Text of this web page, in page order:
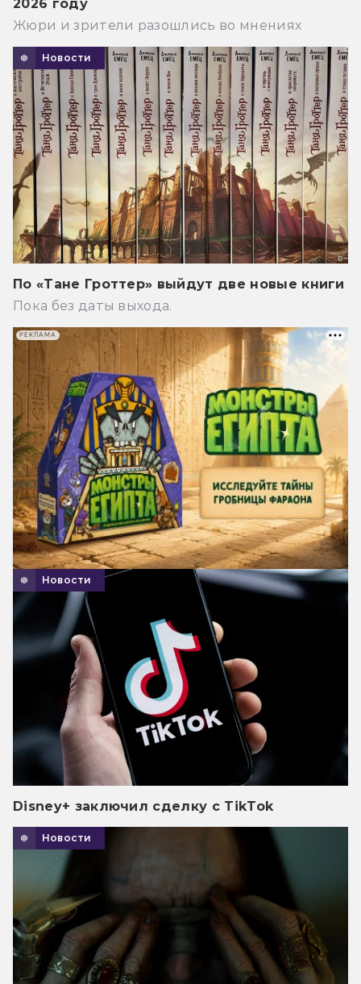
2026 году
Жюри и зрители разошлись во мнениях
Новости
По «Тане Гроттер» выйдут две новые книги
Пока без даты выхода.
Новости
Disney+ заключил сделку с TikTok
Новости
РЕКЛАМА